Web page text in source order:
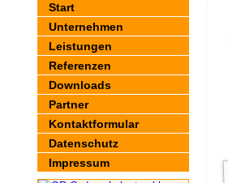
Start
Unternehmen
Leistungen
Referenzen
Downloads
Partner
Kontaktformular
Datenschutz
Impressum